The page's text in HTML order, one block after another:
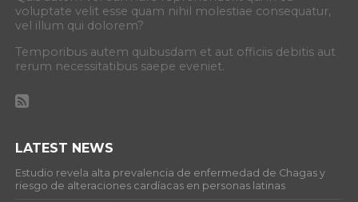
voluptate velit esse quam nihil molestiae consequatur,
vel illum qui dolorem?
Temporibus autem quibusdam et aut officiis debitis aut
rerum necessitatibus saepe eveniet.
LATEST NEWS
Estudio revela alta prevalencia de enfermedad de Chagas y
riesgo de alteraciones cardíacas en personas latinas